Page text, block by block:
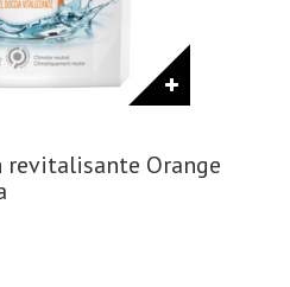
revitalisante Orange